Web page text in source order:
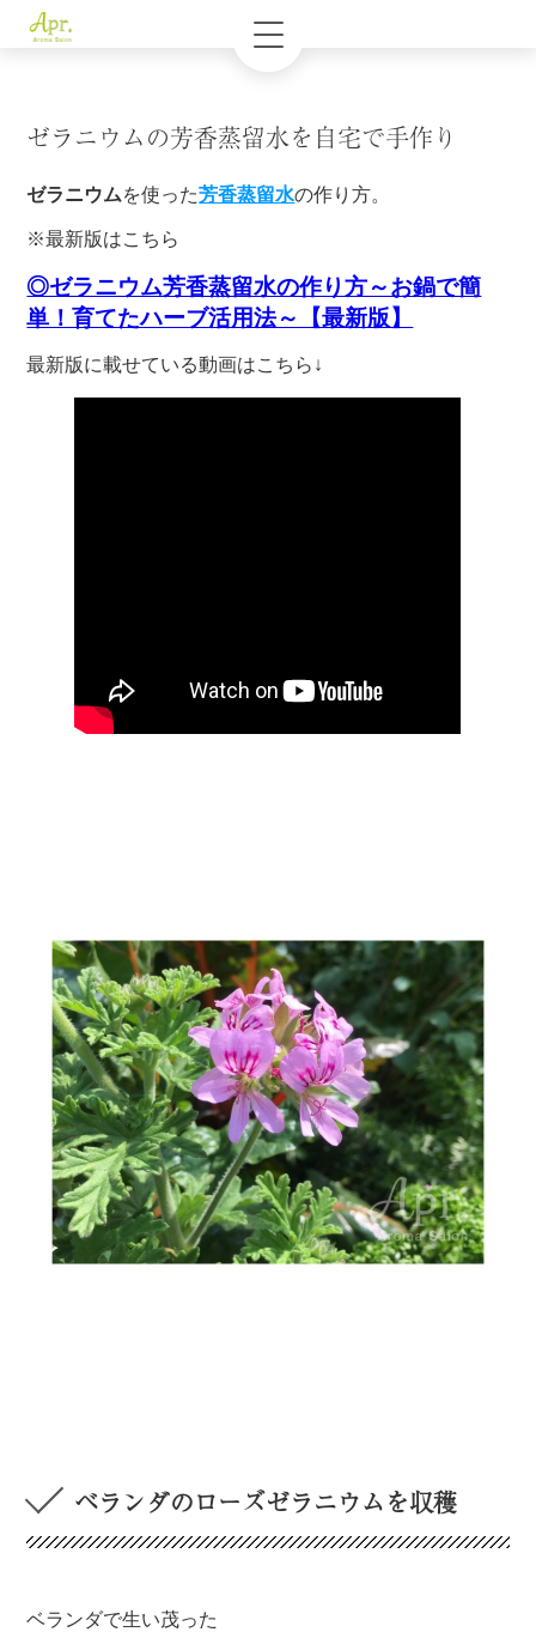
ゼラニウムの芳香蒸留水を自宅で手作り
ゼラニウムを使った芳香蒸留水の作り方。
※最新版はこちら
◎ゼラニウム芳香蒸留水の作り方～お鍋で簡
単！育てたハーブ活用法～【最新版】
最新版に載せている動画はこちら↓
ベランダのローズゼラニウムを収穫
ベランダで生い茂った